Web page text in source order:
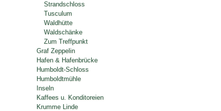
Strandschloss
Tusculum
Waldhütte
Waldschänke
Zum Treffpunkt
Graf Zeppelin
Hafen & Hafenbrücke
Humboldt-Schloss
Humboldtmühle
Inseln
Kaffees u. Konditoreien
Krumme Linde